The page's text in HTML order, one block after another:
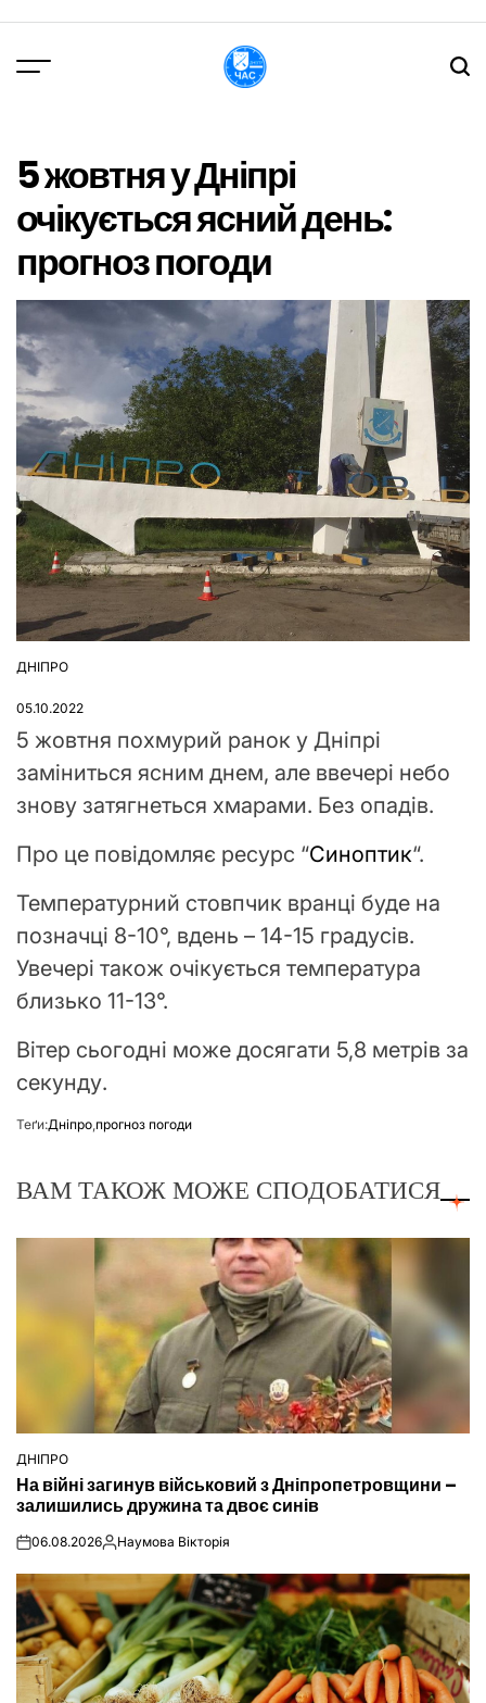
вмісту
5 жовтня у Дніпрі
очікується ясний день:
прогноз погоди
ОПУБЛІКУВАТИ
ДНІПРО
05.10.2022
5 жовтня похмурий ранок у Дніпрі
заміниться ясним днем, але ввечері небо
знову затягнеться хмарами. Без опадів.
Про це повідомляє ресурс “Синоптик“.
Температурний стовпчик вранці буде на
позначці 8-10°, вдень – 14-15 градусів.
Увечері також очікується температура
близько 11-13°.
Вітер сьогодні може досягати 5,8 метрів за
секунду.
Теґи:Дніпро прогноз погоди
ВАМ ТАКОЖ МОЖЕ СПОДОБАТИСЯ
ОПУБЛІКУВАТИ
У
ДНІПРО
На війні загинув військовий з Дніпропетровщини –
залишились дружина та двоє синів
on06.08.2026Опубліковано
Наумова Вікторія